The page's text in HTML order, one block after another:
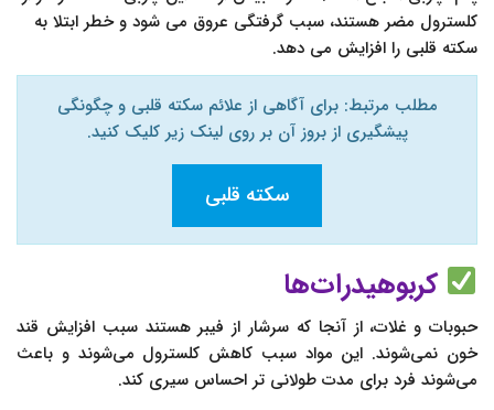
کلسترول مضر هستند، سبب گرفتگی عروق می شود و خطر ابتلا به
سکته قلبی را افزایش می دهد.
مطلب مرتبط: برای آگاهی از علائم سکته قلبی و چگونگی
پیشگیری از بروز آن بر روی لینک زیر کلیک کنید.
سکته قلبی
کربوهیدرات‌ها
حبوبات و غلات، از آنجا که سرشار از فیبر هستند سبب افزایش قند
خون نمی‌شوند. این مواد سبب کاهش کلسترول می‌شوند و باعث
می‌شوند فرد برای مدت طولانی تر احساس سیری کند.